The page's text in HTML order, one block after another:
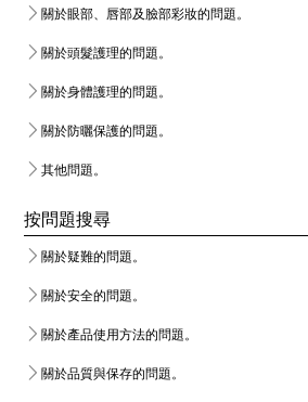
關於眼部、唇部及臉部彩妝的問題。
關於頭髮護理的問題。
關於身體護理的問題。
關於防曬保護的問題。
其他問題。
按問題搜尋
關於疑難的問題。
關於安全的問題。
關於產品使用方法的問題。
關於品質與保存的問題。